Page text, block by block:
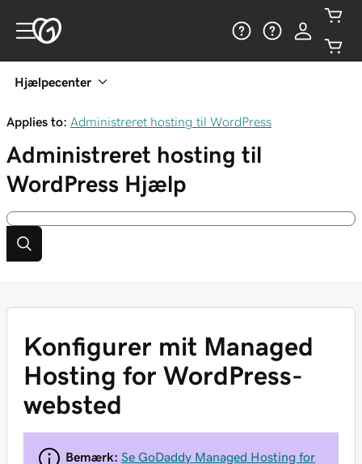
Hjælpecenter
Applies to: Administreret hosting til WordPress
Administreret hosting til
WordPress Hjælp
Konfigurer mit Managed
Hosting for WordPress-
websted
Bemærk: Se GoDaddy Managed Hosting for